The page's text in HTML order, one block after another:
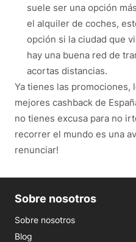
suele ser una opción
el alquiler de coches,
opción si la ciudad que
hay una buena red de
acortas distancias.
Ya tienes las promociones,
mejores cashback de
no tienes excusa para no
recorrer el mundo es una
renunciar!
Sobre nosotros
Sobre nosotros
Blog